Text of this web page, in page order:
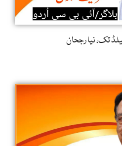
تک، نیا رجحان